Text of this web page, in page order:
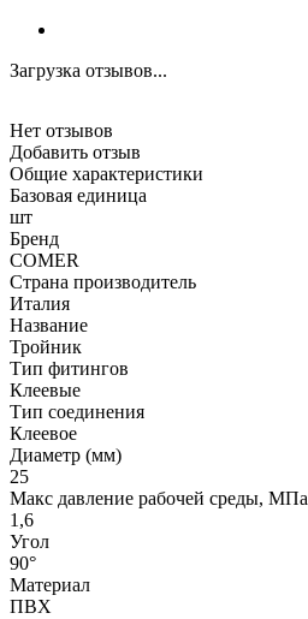
Загрузка отзывов...
Нет отзывов
Добавить отзыв
Общие характеристики
Базовая единица
шт
Бренд
COMER
Страна производитель
Италия
Название
Тройник
Тип фитингов
Клеевые
Тип соединения
Клеевое
Диаметр (мм)
25
Макс давление рабочей среды, МПа
1,6
Угол
90°
Материал
ПВХ